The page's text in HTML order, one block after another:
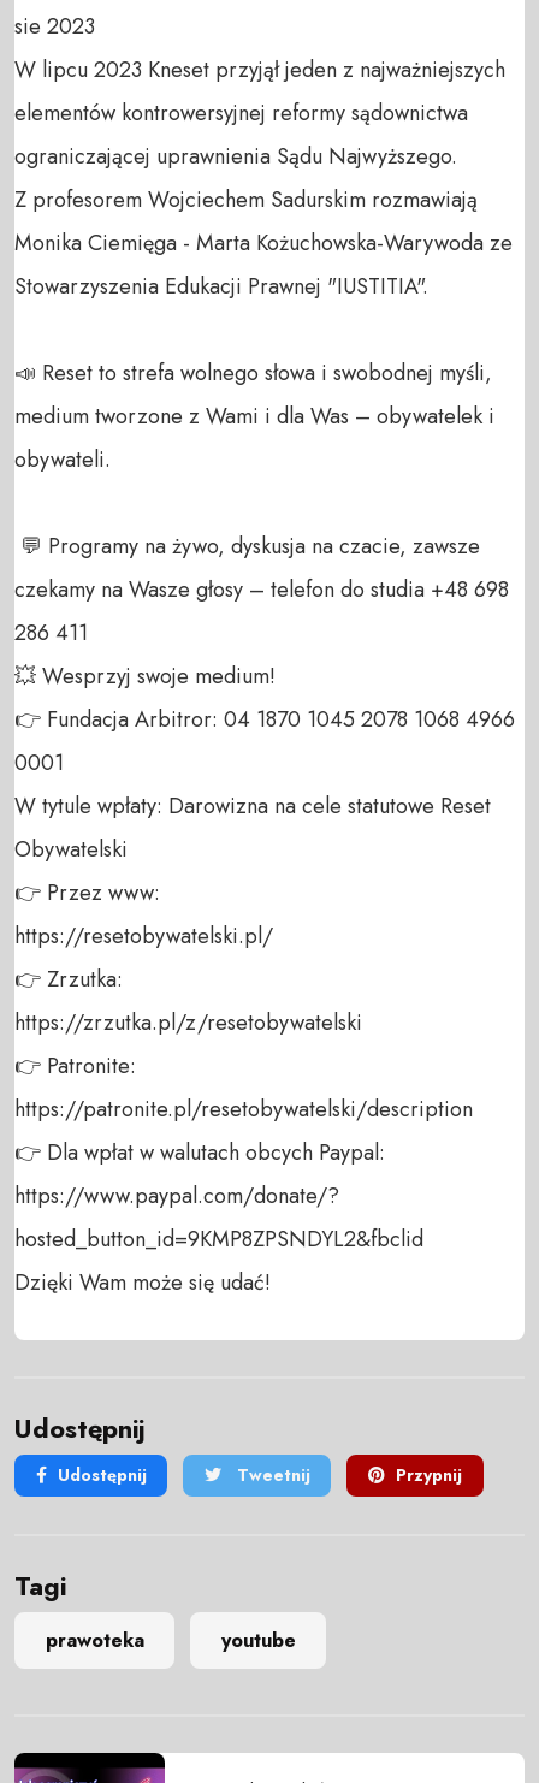
sie 2023
W lipcu 2023 Kneset przyjął jeden z najważniejszych
elementów kontrowersyjnej reformy sądownictwa
ograniczającej uprawnienia Sądu Najwyższego.
Z profesorem Wojciechem Sadurskim rozmawiają
Monika Ciemięga - Marta Kożuchowska-Warywoda ze
Stowarzyszenia Edukacji Prawnej "IUSTITIA".
📣 Reset to strefa wolnego słowa i swobodnej myśli,
medium tworzone z Wami i dla Was – obywatelek i
obywateli.
czekamy na Wasze głosy – telefon do studia +48 698
286 411
💥 Wesprzyj swoje medium!
👉 Fundacja Arbitror: 04 1870 1045 2078 1068 4966
0001
W tytule wpłaty: Darowizna na cele statutowe Reset
Obywatelski
👉 Przez www:
https://resetobywatelski.pl/
👉 Zrzutka:
https://zrzutka.pl/z/resetobywatelski
👉 Patronite:
https://patronite.pl/resetobywatelski/description
👉 Dla wpłat w walutach obcych Paypal:
https://www.paypal.com/donate/?
hosted_button_id=9KMP8ZPSNDYL2&fbclid
Dzięki Wam może się udać!
Udostępnij
Udostępnij Tweetnij Przypnij
Tagi
prawoteka youtube